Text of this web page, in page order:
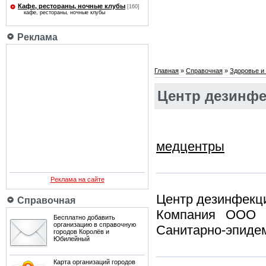
Кафе, рестораны, ночные клубы [160]
кафе, рестораны, ночные клубы
Реклама
Реклама на сайте
Справочная
Бесплатно добавить
организацию в справочную
городов Королёв и
Юбилейный
Карта организаций городов
Главная » Справочная » Здоровье и
Центр
медцентры
Центр
Компания ООО
Санитарно-